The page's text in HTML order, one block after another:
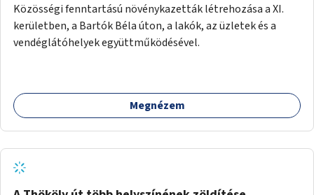
Közösségi fenntartású növénykazetták létrehozása a XI.
kerületben, a Bartók Béla úton, a lakók, az üzletek és a
vendéglátóhelyek együttműködésével.
Megnézem